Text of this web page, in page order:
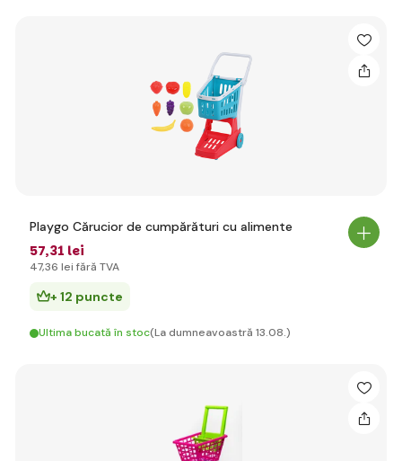
Playgo Cărucior de cumpărături cu alimente
57,31 lei
47,36 lei fără TVA
+ 12 puncte
Ultima bucată în stoc(La dumneavoastră 13.08.)